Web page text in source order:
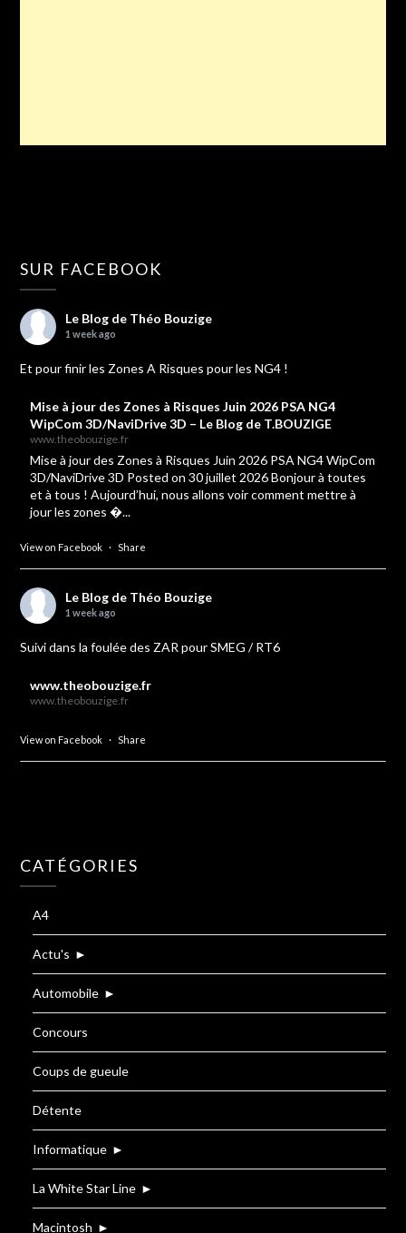
SUR FACEBOOK
Le Blog de Théo Bouzige
1 week ago
Et pour finir les Zones A Risques pour les NG4 !
Mise à jour des Zones à Risques Juin 2026 PSA NG4
WipCom 3D/NaviDrive 3D – Le Blog de T.BOUZIGE
www.theobouzige.fr
Mise à jour des Zones à Risques Juin 2026 PSA NG4 WipCom
3D/NaviDrive 3D Posted on 30 juillet 2026 Bonjour à toutes
et à tous ! Aujourd’hui, nous allons voir comment mettre à
jour les zones �...
View on Facebook · Share
Le Blog de Théo Bouzige
1 week ago
Suivi dans la foulée des ZAR pour SMEG / RT6
www.theobouzige.fr
www.theobouzige.fr
View on Facebook · Share
CATÉGORIES
A4
Actu's ►
Automobile ►
Concours
Coups de gueule
Détente
Informatique ►
La White Star Line ►
Macintosh ►